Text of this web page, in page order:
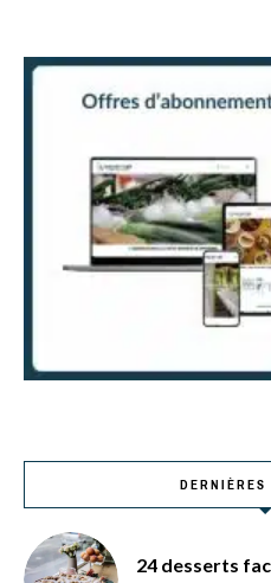
24 desserts